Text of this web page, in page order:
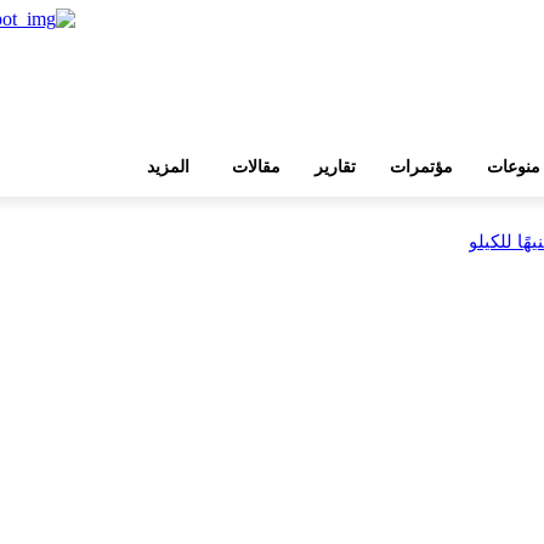
منوعات مؤتمرات تقارير مقالات المزيد